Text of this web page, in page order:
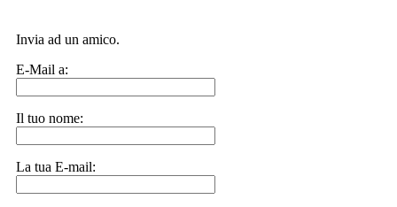
Invia ad un amico.
E-Mail a:
Il tuo nome:
La tua E-mail: